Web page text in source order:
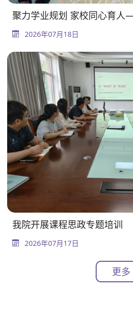
2026年07月18日
我院开展课程思政专题培训
2026年07月17日
更多